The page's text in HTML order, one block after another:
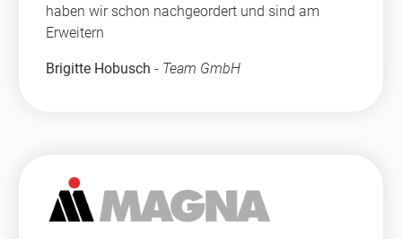
haben wir schon nachgeordert und sind am
Erweitern
Brigitte Hobusch - Team GmbH